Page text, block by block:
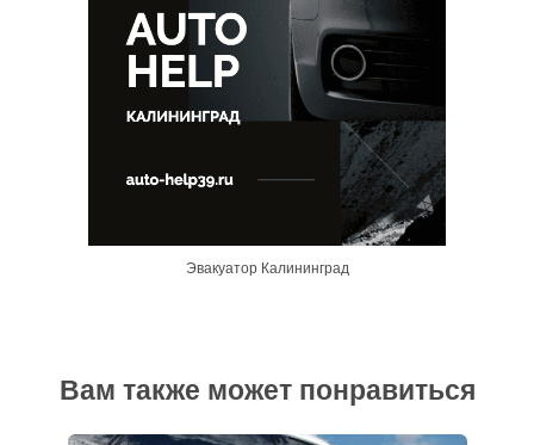
Эвакуатор Калининград
Вам также может понравиться